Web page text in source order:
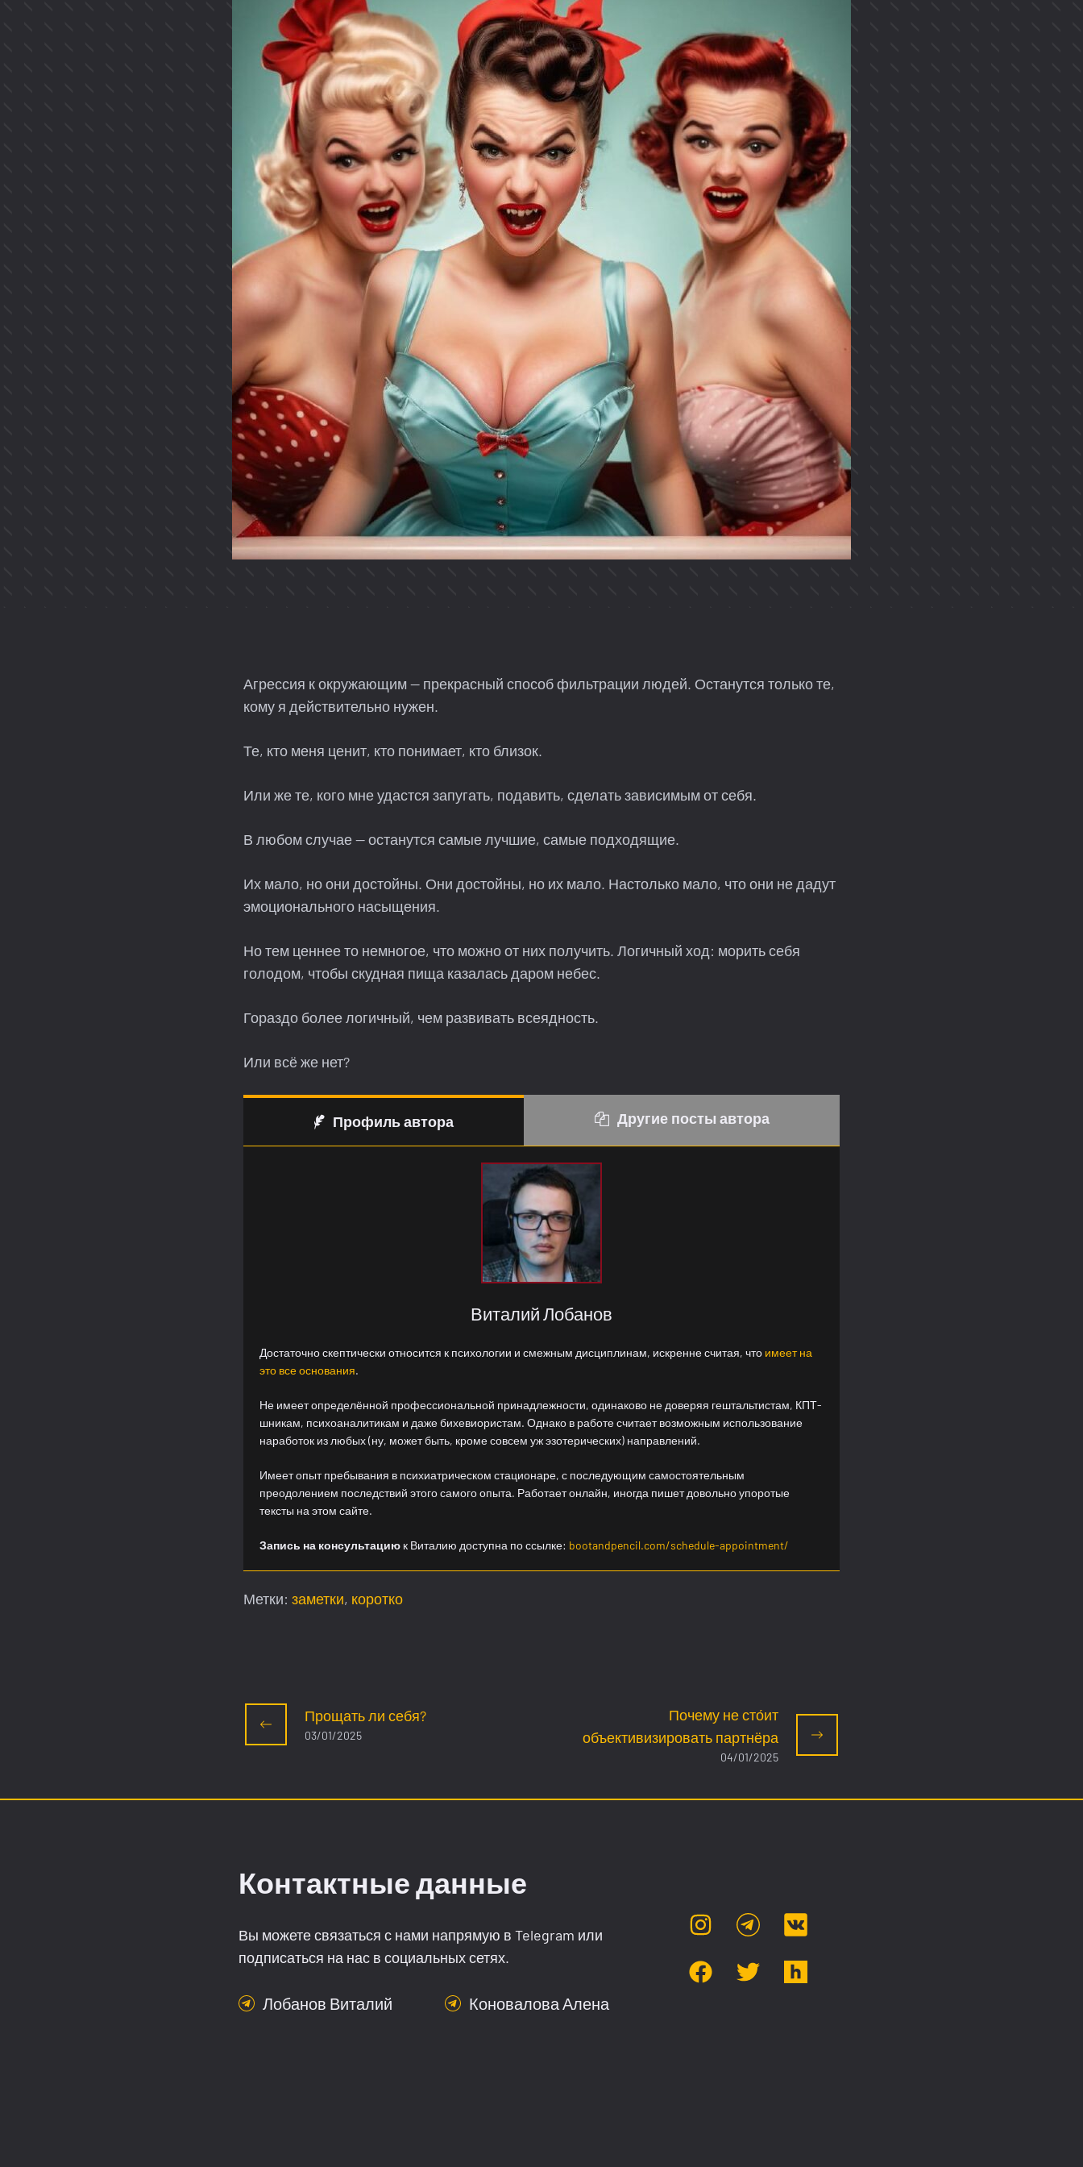
​Агрессия к окружающим — прекрасный способ фильтрации людей. Останутся только те,
кому я действительно нужен.
Те, кто меня ценит, кто понимает, кто близок.
Или же те, кого мне удастся запугать, подавить, сделать зависимым от себя.
В любом случае — останутся самые лучшие, самые подходящие.
Их мало, но они достойны. Они достойны, но их мало. Настолько мало, что они не дадут
эмоционального насыщения.
Но тем ценнее то немногое, что можно от них получить. Логичный ход: морить себя
голодом, чтобы скудная пища казалась даром небес.
Гораздо более логичный, чем развивать всеядность.
Или всё же нет?
Профиль автора Другие посты автора
Виталий Лобанов
Достаточно скептически относится к психологии и смежным дисциплинам, искренне считая, что имеет на
это все основания.
Не имеет определённой профессиональной принадлежности, одинаково не доверяя гештальтистам, КПТ-
шникам, психоаналитикам и даже бихевиористам. Однако в работе считает возможным использование
наработок из любых (ну, может быть, кроме совсем уж эзотерических) направлений.
Имеет опыт пребывания в психиатрическом стационаре, с последующим самостоятельным
преодолением последствий этого самого опыта. Работает онлайн, иногда пишет довольно упоротые
тексты на этом сайте.
Запись на консультацию к Виталию доступна по ссылке: bootandpencil.com/schedule-appointment/
Метки: заметки, коротко
Прощать ли себя?
03/01/2025
Почему не сто́ит
объективизировать партнёра
04/01/2025
Контактные данные
Вы можете связаться с нами напрямую в Telegram или
подписаться на нас в социальных сетях.
Лобанов Виталий Коновалова Алена